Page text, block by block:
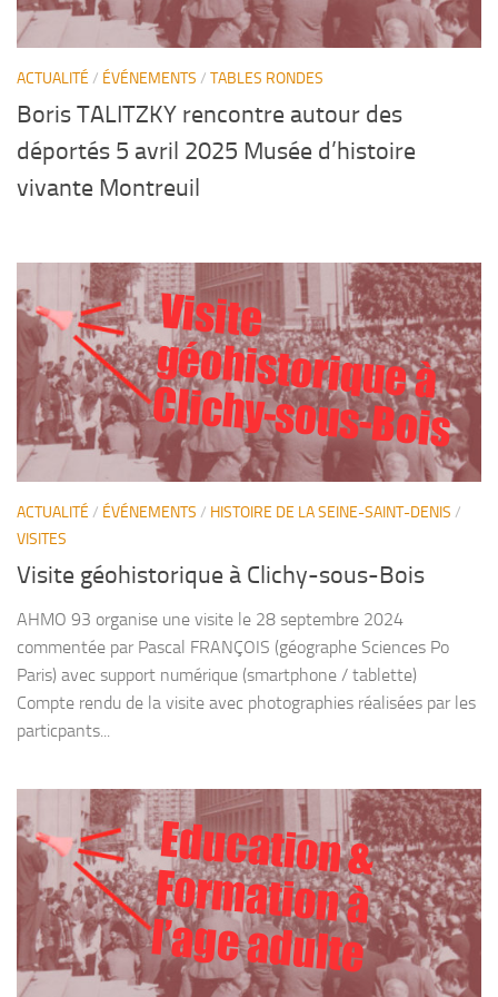
ACTUALITÉ / ÉVÉNEMENTS / TABLES RONDES
Boris TALITZKY rencontre autour des
déportés 5 avril 2025 Musée d’histoire
vivante Montreuil
Visite
géohistorique à
Clichy-sous-Bois
ACTUALITÉ / ÉVÉNEMENTS / HISTOIRE DE LA SEINE-SAINT-DENIS /
VISITES
Visite géohistorique à Clichy-sous-Bois
AHMO 93 organise une visite le 28 septembre 2024
commentée par Pascal FRANÇOIS (géographe Sciences Po
Paris) avec support numérique (smartphone / tablette)
Compte rendu de la visite avec photographies réalisées par les
particpants...
Education &
Form
ation à
l’age adulte